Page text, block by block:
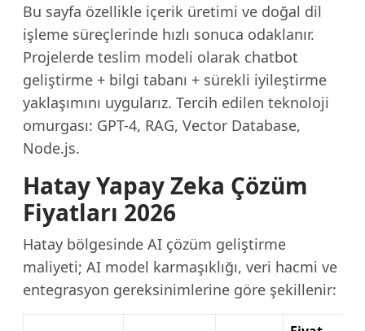
Bu sayfa özellikle içerik üretimi ve doğal dil
işleme süreçlerinde hızlı sonuca odaklanır.
Projelerde teslim modeli olarak chatbot
geliştirme + bilgi tabanı + sürekli iyileştirme
yaklaşımını uygularız. Tercih edilen teknoloji
omurgası: GPT-4, RAG, Vector Database,
Node.js.
Hatay Yapay Zeka Çözüm
Fiyatları 2026
Hatay bölgesinde AI çözüm geliştirme
maliyeti; AI model karmaşıklığı, veri hacmi ve
entegrasyon gereksinimlerine göre şekillenir: